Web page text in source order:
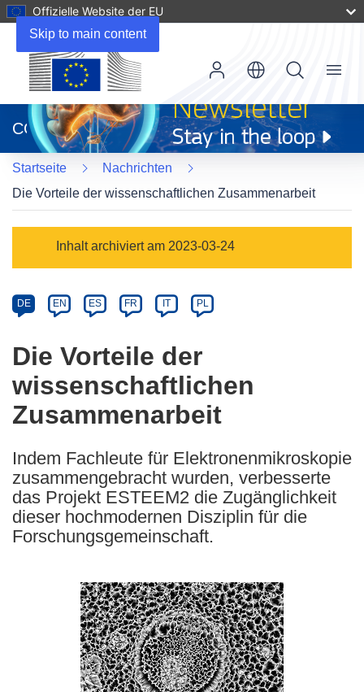
Skip to main content
Offizielle Website der EU
neuem
Fenster)
CORDIS
Menu
Startseite
Nachrichten
Die Vorteile der wissenschaftlichen Zusammenarbeit
Category
Inhalt archiviert am 2023-03-24
Article
available
the
following
languages:
DE EN ES FR IT PL
Die Vorteile der
wissenschaftlichen
Zusammenarbeit
Indem Fachleute für Elektronenmikroskopie
zusammengebracht wurden, verbesserte
das Projekt ESTEEM2 die Zugänglichkeit
dieser hochmodernen Disziplin für die
Forschungsgemeinschaft.